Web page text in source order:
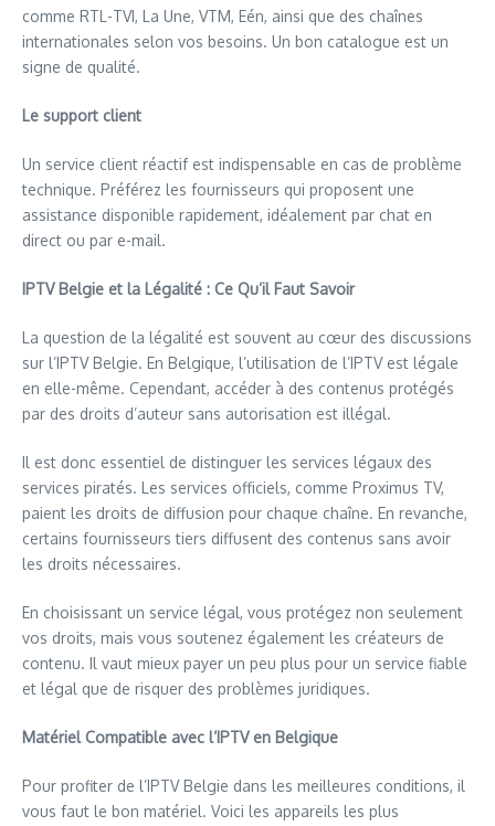
comme RTL-TVI, La Une, VTM, Eén, ainsi que des chaînes
internationales selon vos besoins. Un bon catalogue est un
signe de qualité.
Le support client
Un service client réactif est indispensable en cas de problème
technique. Préférez les fournisseurs qui proposent une
assistance disponible rapidement, idéalement par chat en
direct ou par e-mail.
IPTV Belgie et la Légalité : Ce Qu’il Faut Savoir
La question de la légalité est souvent au cœur des discussions
sur l’IPTV Belgie. En Belgique, l’utilisation de l’IPTV est légale
en elle-même. Cependant, accéder à des contenus protégés
par des droits d’auteur sans autorisation est illégal.
Il est donc essentiel de distinguer les services légaux des
services piratés. Les services officiels, comme Proximus TV,
paient les droits de diffusion pour chaque chaîne. En revanche,
certains fournisseurs tiers diffusent des contenus sans avoir
les droits nécessaires.
En choisissant un service légal, vous protégez non seulement
vos droits, mais vous soutenez également les créateurs de
contenu. Il vaut mieux payer un peu plus pour un service fiable
et légal que de risquer des problèmes juridiques.
Matériel Compatible avec l’IPTV en Belgique
Pour profiter de l’IPTV Belgie dans les meilleures conditions, il
vous faut le bon matériel. Voici les appareils les plus